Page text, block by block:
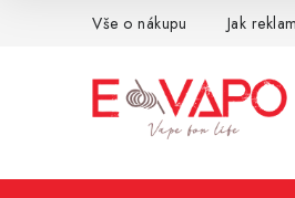
Vše o nákupu Jak